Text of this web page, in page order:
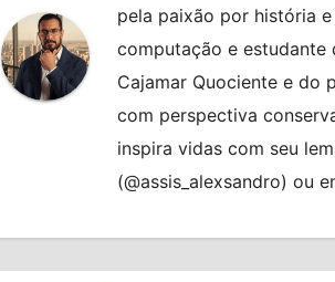
pela paixão por história
computação e estudante
Cajamar Quociente e do
com perspectiva
inspira vidas com seu
(@assis_alexsandro) ou
ALMANAQUE BRASIL
HORÓSCOPO